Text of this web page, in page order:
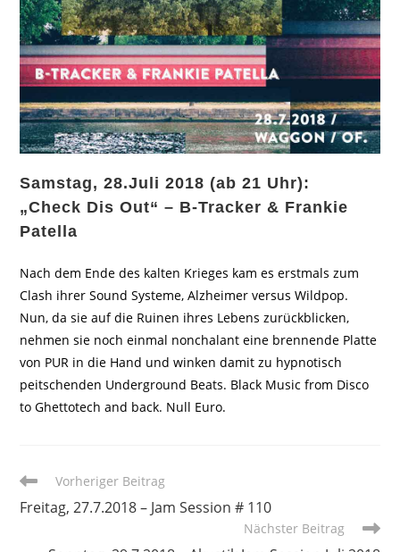
Samstag, 28.Juli 2018 (ab 21 Uhr):
„Check Dis Out“ – B-Tracker & Frankie
Patella
Nach dem Ende des kalten Krieges kam es erstmals zum
Clash ihrer Sound Systeme, Alzheimer versus Wildpop.
Nun, da sie auf die Ruinen ihres Lebens zurückblicken,
nehmen sie noch einmal nonchalant eine brennende Platte
von PUR in die Hand und winken damit zu hypnotisch
peitschenden Underground Beats. Black Music from Disco
to Ghettotech and back. Null Euro.
Weitere
ansehen
Vorheriger Beitrag
Freitag, 27.7.2018 – Jam Session # 110
Nächster Beitrag